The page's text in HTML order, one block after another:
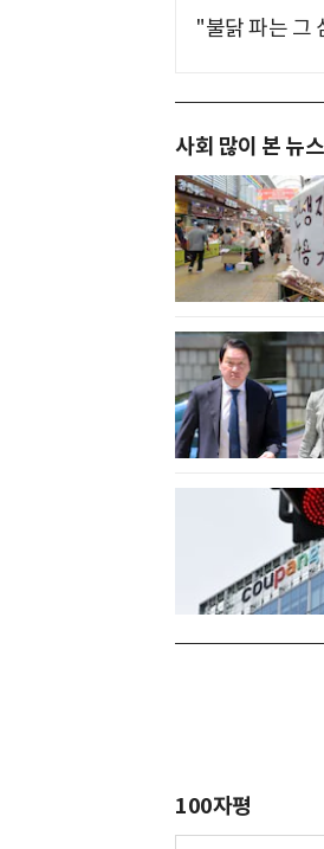
"불닭 파는 그
사회 많이 본 뉴스
100자평